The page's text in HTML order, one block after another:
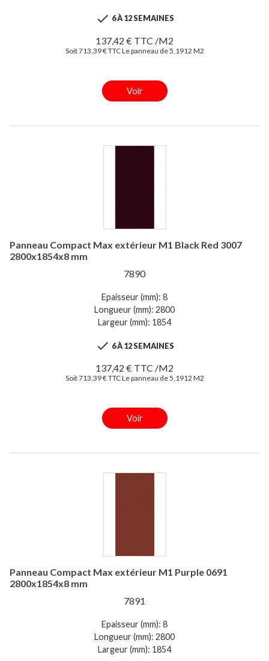
 6 À 12 SEMAINES
137,42 € TTC /M2
Soit 713,39 € TTC Le panneau de 5,1912 M2
Voir
Panneau Compact Max extérieur M1 Black Red 3007
2800x1854x8 mm
7890
Epaisseur (mm): 8
Longueur (mm): 2800
Largeur (mm): 1854
 6 À 12 SEMAINES
137,42 € TTC /M2
Soit 713,39 € TTC Le panneau de 5,1912 M2
Voir
Panneau Compact Max extérieur M1 Purple 0691
2800x1854x8 mm
7891
Epaisseur (mm): 8
Longueur (mm): 2800
Largeur (mm): 1854